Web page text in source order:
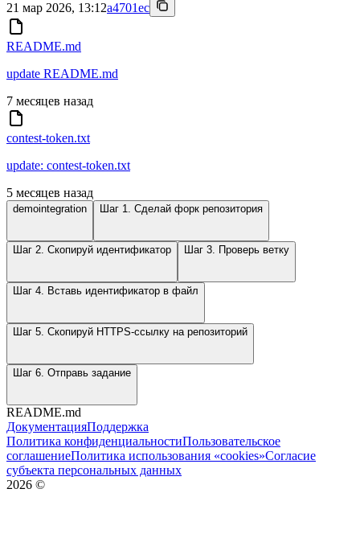
21 мар 2026, 13:12a4701ec
README.md
update README.md
7 месяцев назад
contest-token.txt
update: contest-token.txt
5 месяцев назад
demointegration Шаг 1. Сделай форк репозитория
Шаг 2. Скопируй идентификатор Шаг 3. Проверь ветку
Шаг 4. Вставь идентификатор в файл
Шаг 5. Скопируй HTTPS-ссылку на репозиторий
Шаг 6. Отправь задание
README.md
ДокументацияПоддержка
Политика конфиденциальностиПользовательское
соглашениеПолитика использования «cookies»Согласие
субъекта персональных данных
2026 ©